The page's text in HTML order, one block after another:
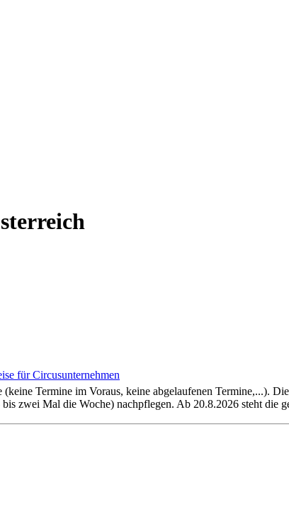
für Circusunternehmen
Termine im Voraus, keine abgelaufenen Termine,...).
zwei Mal die Woche) nachpflegen. Ab 20.8.2026 steht die